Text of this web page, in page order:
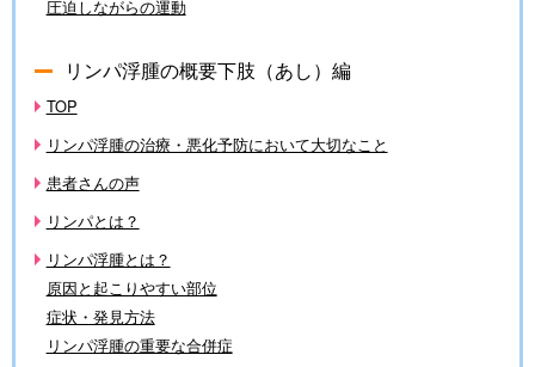
圧迫しながらの運動
リンパ浮腫の概要下肢（あし）編
TOP
リンパ浮腫の治療・悪化予防において大切なこと
患者さんの声
リンパとは？
リンパ浮腫とは？
原因と起こりやすい部位
症状・発見方法
リンパ浮腫の重要な合併症